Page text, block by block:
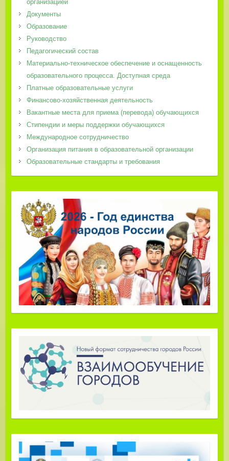
организацией
Документы
Образование
Руководство
Педагогический состав
Материально-техническое обеспечение и оснащенность
образовательного процесса. Доступная среда
Платные образовательные услуги
Финансово-хозяйственная деятельность
Вакантные места для приема (перевода) обучающихся
Стипендии и меры поддержки обучающихся
Международное сотрудничество
Организация питания в образовательной организации
Образовательные стандарты и требования